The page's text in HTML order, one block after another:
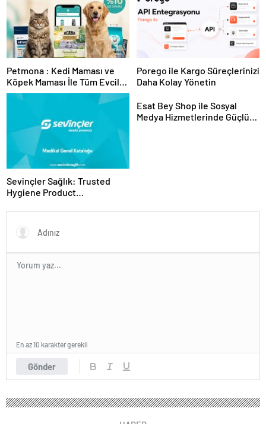
Petmona : Kedi Maması ve
Köpek Maması İle Tüm Evcil
Hayvan Ürünleri
Porego ile Kargo Süreçlerinizi
Daha Kolay Yönetin
Sevinçler Sağlık: Trusted
Hygiene Product
Esat Bey Shop ile Sosyal
Medya Hizmetlerinde Güçlü
Gönder
En az 10 karakter gerekli